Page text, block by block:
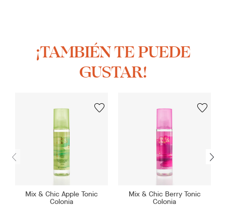
¡TAMBIÉN TE PUEDE
GUSTAR!
Mix & Chic Apple Tonic
Colonia
Mix & Chic Berry Tonic
Colonia